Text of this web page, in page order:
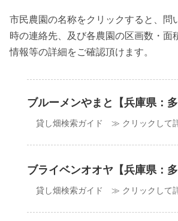
市民農園の名称をクリックすると、問
時の連絡先、及び各農園の区画数・面
情報等の詳細をご確認頂けます。
ブルーメンやまと【兵庫県：多
貸し畑検索ガイド ≫ クリックして
ブライベンオオヤ【兵庫県：多
貸し畑検索ガイド ≫ クリックして